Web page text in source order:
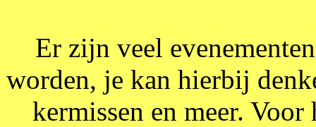
Er zijn veel
worden, je kan hierbij
kermissen en meer.